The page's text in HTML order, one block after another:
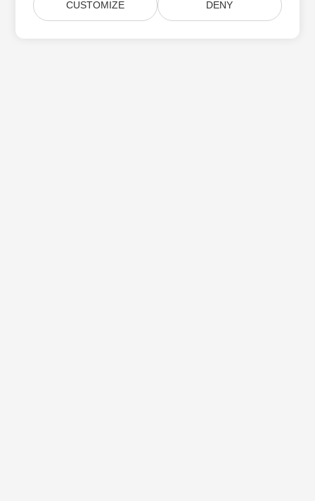
CUSTOMIZE DENY